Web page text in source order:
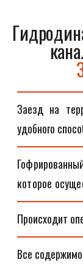
Заезд на
удобного
которое
Происходит
Все